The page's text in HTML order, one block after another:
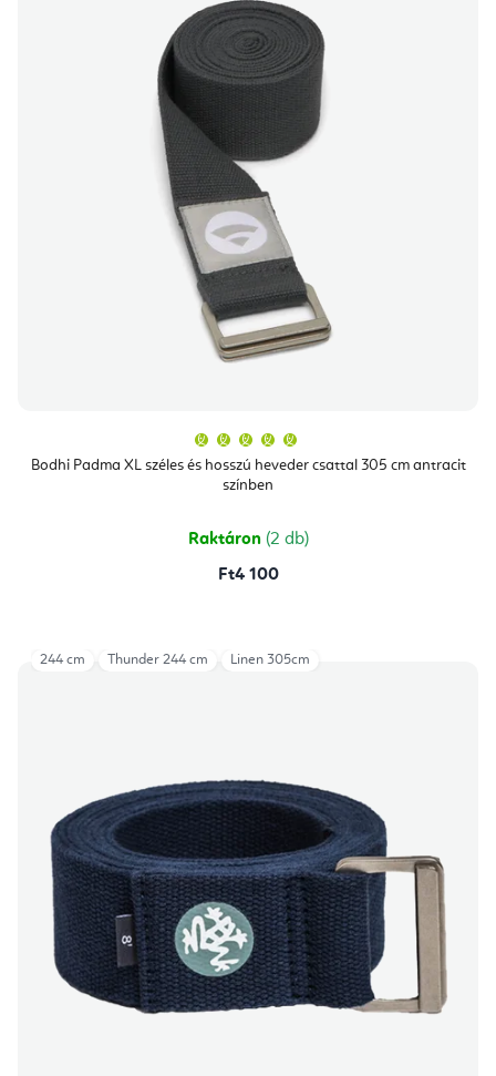
Bodhi Padma XL széles és hosszú heveder csattal 305 cm antracit
színben
átlagos
értékelése
csillag.
Raktáron (2 db)
Ft4 100
244 cm Thunder 244 cm Linen 305cm